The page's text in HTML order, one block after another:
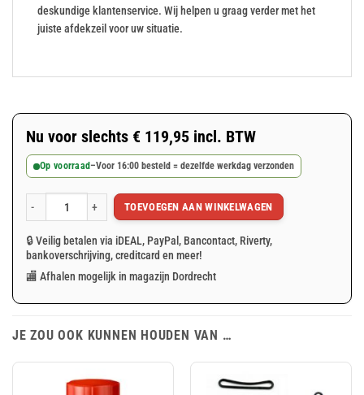
deskundige klantenservice. Wij helpen u graag verder met het
juiste afdekzeil voor uw situatie.
Nu voor slechts € 119,95 incl. BTW
Op voorraad –Voor 16:00 besteld = dezelfde werkdag verzonden
Grijs PVC afdekzeil 2x8m 650gr/m² aantal
TOEVOEGEN AAN WINKELWAGEN
🔒 Veilig betalen via iDEAL, PayPal, Bancontact, Riverty,
bankoverschrijving, creditcard en meer!
🏬 Afhalen mogelijk in magazijn Dordrecht
JE ZOU OOK KUNNEN HOUDEN VAN …